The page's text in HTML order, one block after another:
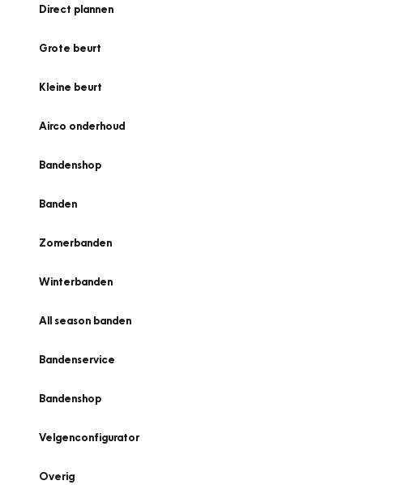
Direct plannen
Grote beurt
Kleine beurt
Airco onderhoud
Bandenshop
Banden
Zomerbanden
Winterbanden
All season banden
Bandenservice
Bandenshop
Velgenconfigurator
Overig